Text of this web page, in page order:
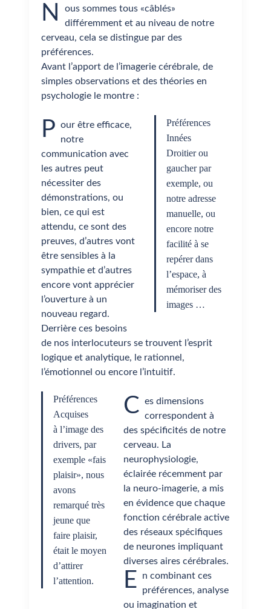
N
ous sommes tous «câblés»
différemment et au niveau de notre
cerveau, cela se distingue par des
préférences.
Avant l’apport de l’imagerie cérébrale, de
simples observations et des théories en
psychologie le montre :
Préférences
Innées
Droitier ou
gaucher par
exemple, ou
notre adresse
manuelle, ou
encore notre
facilité à se
repérer dans
l’espace, à
mémoriser des
images …
P our être efficace,
notre
communication avec
les autres peut
nécessiter des
démonstrations, ou
bien, ce qui est
attendu, ce sont des
preuves, d’autres vont
être sensibles à la
sympathie et d’autres
encore vont apprécier
l’ouverture à un
nouveau regard.
Derrière ces besoins
de nos interlocuteurs se trouvent l’esprit
logique et analytique, le rationnel,
l’émotionnel ou encore l’intuitif.
Préférences
Acquises
à l’image des
drivers, par
exemple «fais
plaisir», nous
avons
remarqué très
jeune que
faire plaisir,
était le moyen
d’attirer
l’attention.
C es dimensions
correspondent à
des spécificités de notre
cerveau. La
neurophysiologie,
éclairée récemment par
la neuro-imagerie, a mis
en évidence que chaque
fonction cérébrale active
des réseaux spécifiques
de neurones impliquant
diverses aires cérébrales.
E
n combinant ces
préférences, analyse
ou imagination et